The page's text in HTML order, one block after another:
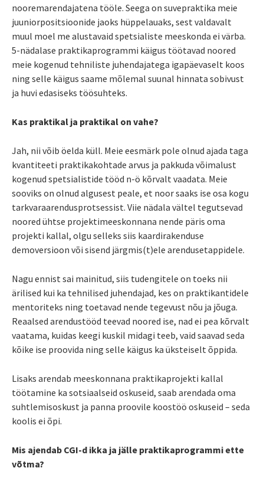
nooremarendajatena tööle. Seega on suvepraktika meie
juuniorpositsioonide jaoks hüppelauaks, sest valdavalt
muul moel me alustavaid spetsialiste meeskonda ei värba.
5-nädalase praktikaprogrammi käigus töötavad noored
meie kogenud tehniliste juhendajatega igapäevaselt koos
ning selle käigus saame mõlemal suunal hinnata sobivust
ja huvi edasiseks töösuhteks.
Kas praktikal ja praktikal on vahe?
Jah, nii võib öelda küll. Meie eesmärk pole olnud ajada taga
kvantiteeti praktikakohtade arvus ja pakkuda võimalust
kogenud spetsialistide tööd n-ö kõrvalt vaadata. Meie
sooviks on olnud algusest peale, et noor saaks ise osa kogu
tarkvaraarendusprotsessist. Viie nädala vältel tegutsevad
noored ühtse projektimeeskonnana nende päris oma
projekti kallal, olgu selleks siis kaardirakenduse
demoversioon või sisend järgmis(t)ele arendusetappidele.
Nagu ennist sai mainitud, siis tudengitele on toeks nii
ärilised kui ka tehnilised juhendajad, kes on praktikantidele
mentoriteks ning toetavad nende tegevust nõu ja jõuga.
Reaalsed arendustööd teevad noored ise, nad ei pea kõrvalt
vaatama, kuidas keegi kuskil midagi teeb, vaid saavad seda
kõike ise proovida ning selle käigus ka üksteiselt õppida.
Lisaks arendab meeskonnana praktikaprojekti kallal
töötamine ka sotsiaalseid oskuseid, saab arendada oma
suhtlemisoskust ja panna proovile koostöö oskuseid – seda
koolis ei õpi.
Mis ajendab CGI-d ikka ja jälle praktikaprogrammi ette
võtma?